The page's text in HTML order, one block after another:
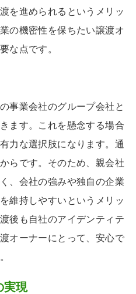
を進められるというメリッ
の機密性を保ちたい譲渡オ
な点です。
事業会社のグループ会社と
ます。これを懸念する場合
力な選択肢になります。通
らです。そのため、親会社
、会社の強みや独自の企業
維持しやすいというメリッ
後も自社のアイデンティテ
オーナーにとって、安心で
実現